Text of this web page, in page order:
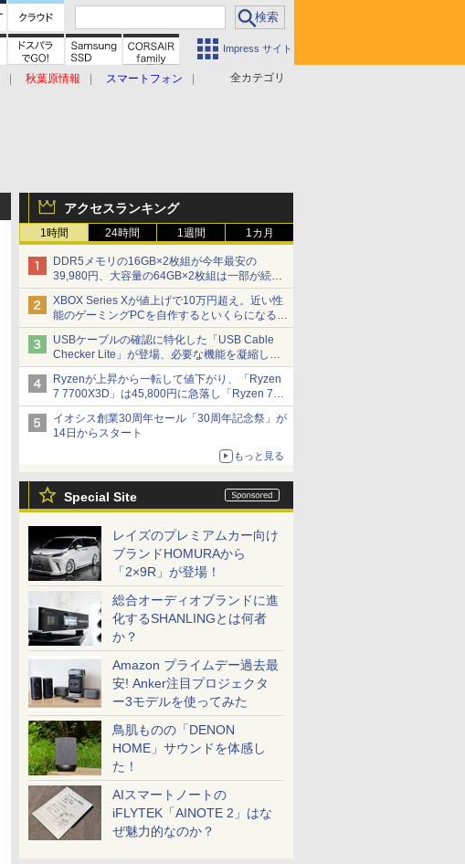
Impress サイト
全カテゴリ
秋葉原情報
スマートフォン
アクセスランキング
1時間 24時間 1週間 1カ月
DDR5メモリの16GB×2枚組が今年最安の
39,980円、大容量の64GB×2枚組は一部が続騰
[8月前半のメモリ価格]
XBOX Series Xが値上げで10万円超え。近い性
能のゲーミングPCを自作するといくらになる？
【石田賀津男の『酒の肴にPCゲーム』】
USBケーブルの確認に特化した「USB Cable
Checker Lite」が登場、必要な機能を凝縮しコ
ンパクトに 7日発売
Ryzenが上昇から一転して値下がり、「Ryzen
7 7700X3D」は45,800円に急落し「Ryzen 7
7800X3D」との価格逆転解消 [8月前半のCPU
価格]
イオシス創業30周年セール「30周年記念祭」が
14日からスタート
もっと見る
Special Site
レイズのプレミアムカー向け
ブランドHOMURAから
「2×9R」が登場！
総合オーディオブランドに進
化するSHANLINGとは何者
か？
Amazon プライムデー過去最
安! Anker注目プロジェクタ
ー3モデルを使ってみた
鳥肌ものの「DENON
HOME」サウンドを体感し
た！
AIスマートノートの
iFLYTEK「AINOTE 2」はな
ぜ魅力的なのか？